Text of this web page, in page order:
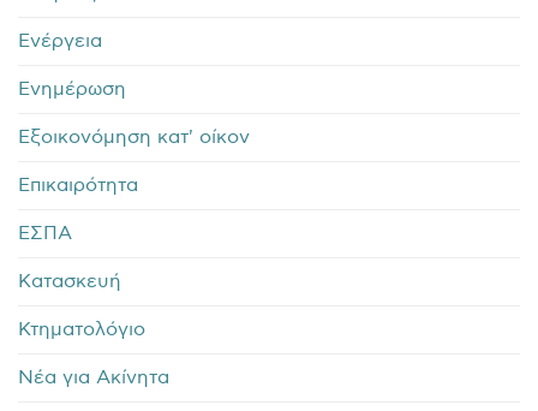
Ενέργεια
Ενημέρωση
Εξοικονόμηση κατ' οίκον
Επικαιρότητα
ΕΣΠΑ
Κατασκευή
Κτηματολόγιο
Νέα για Ακίνητα